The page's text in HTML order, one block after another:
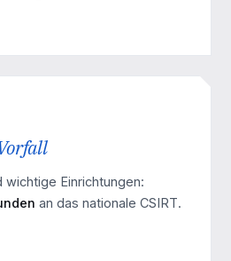
wichtige Einrichtungen:
an das nationale CSIRT.